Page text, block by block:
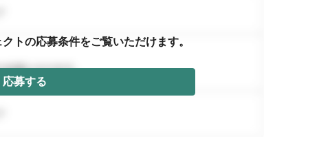
トの応募条件をご覧いただけます。
応募する